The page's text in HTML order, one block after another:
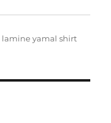
Categorieën
lamine yamal shirt